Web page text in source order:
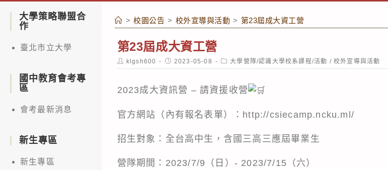
> 校園公告 > 校外宣導與活動 > 第23屆成大資工營
第23屆成大資工營
Post
author:
klgsh600
Post
published:
2023-05-08
Post
category:
大學營隊/認識大學校系課程/活動 / 校外宣導與活動
2023成大資訊營 – 請資援收營
官方網站（內有報名表單）： http://csiecamp.ncku.ml/
招生對象：全台高中生，含國三高三應屆畢業生
營隊期間：2023/7/9（日）- 2023/7/15（六）
大學策略聯盟合
作
臺北市立大學
國中教育會考專
區
會考最新消息
新生專區
新生專區